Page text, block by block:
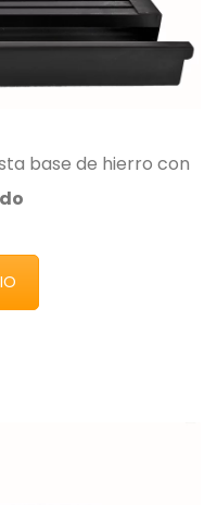
base de hierro con